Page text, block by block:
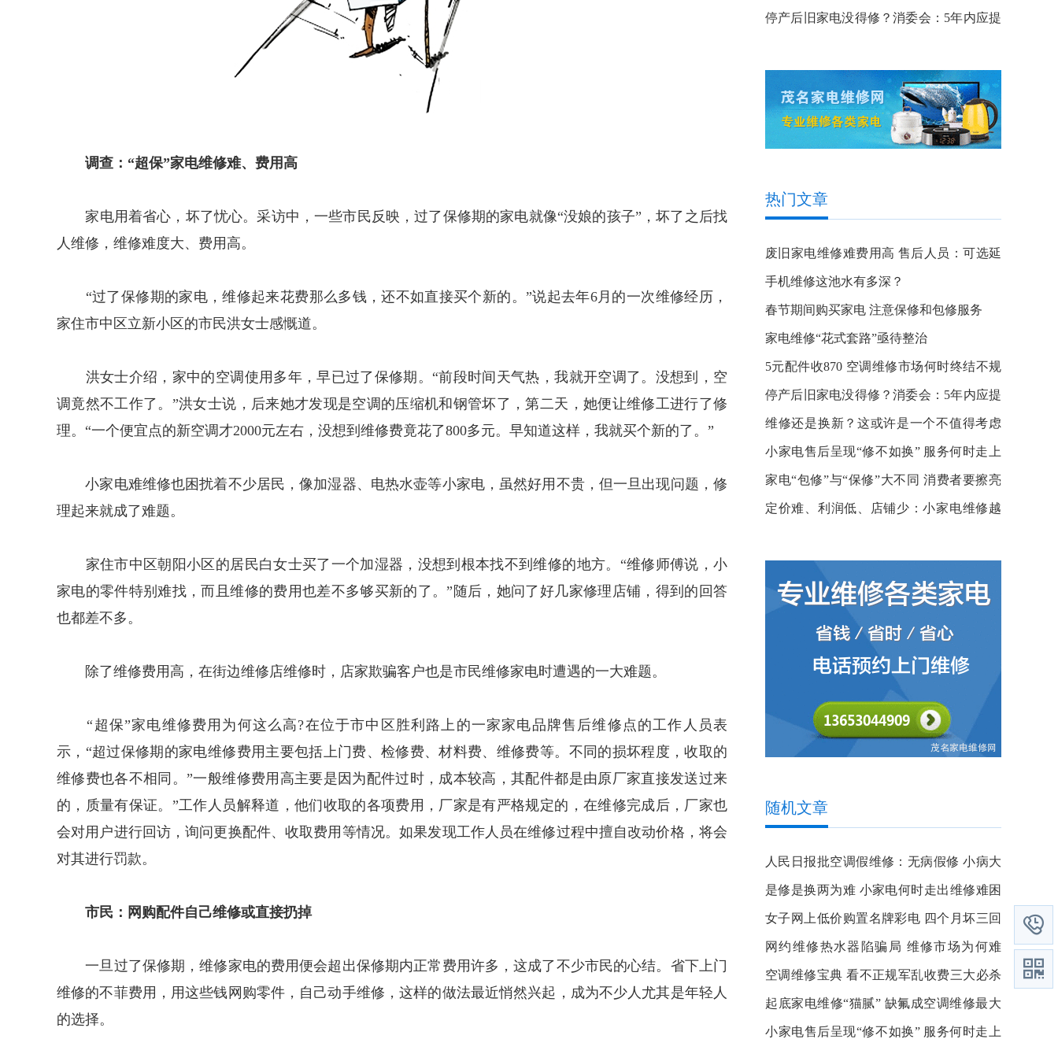
调查：“超保”家电维修难、费用高
家电用着省心，坏了忧心。采访中，一些市民反映，过了保修期的家电就像“没娘的孩子”，坏了之后找
人维修，维修难度大、费用高。
“过了保修期的家电，维修起来花费那么多钱，还不如直接买个新的。”说起去年6月的一次维修经历，
家住市中区立新小区的市民洪女士感慨道。
洪女士介绍，家中的空调使用多年，早已过了保修期。“前段时间天气热，我就开空调了。没想到，空
调竟然不工作了。”洪女士说，后来她才发现是空调的压缩机和钢管坏了，第二天，她便让维修工进行了修
理。“一个便宜点的新空调才2000元左右，没想到维修费竟花了800多元。早知道这样，我就买个新的了。”
小家电难维修也困扰着不少居民，像加湿器、电热水壶等小家电，虽然好用不贵，但一旦出现问题，修
理起来就成了难题。
家住市中区朝阳小区的居民白女士买了一个加湿器，没想到根本找不到维修的地方。“维修师傅说，小
家电的零件特别难找，而且维修的费用也差不多够买新的了。”随后，她问了好几家修理店铺，得到的回答
也都差不多。
除了维修费用高，在街边维修店维修时，店家欺骗客户也是市民维修家电时遭遇的一大难题。
“超保”家电维修费用为何这么高?在位于市中区胜利路上的一家家电品牌售后维修点的工作人员表
示，“超过保修期的家电维修费用主要包括上门费、检修费、材料费、维修费等。不同的损坏程度，收取的
维修费也各不相同。”一般维修费用高主要是因为配件过时，成本较高，其配件都是由原厂家直接发送过来
的，质量有保证。”工作人员解释道，他们收取的各项费用，厂家是有严格规定的，在维修完成后，厂家也
会对用户进行回访，询问更换配件、收取费用等情况。如果发现工作人员在维修过程中擅自改动价格，将会
对其进行罚款。
市民：网购配件自己维修或直接扔掉
一旦过了保修期，维修家电的费用便会超出保修期内正常费用许多，这成了不少市民的心结。省下上门
维修的不菲费用，用这些钱网购零件，自己动手维修，这样的做法最近悄然兴起，成为不少人尤其是年轻人
的选择。
眼睛
停产后旧家电没得修？消委会：5年内应提
热门文章
废旧家电维修难费用高 售后人员：可选延
保服务
手机维修这池水有多深？
春节期间购买家电 注意保修和包修服务
家电维修“花式套路”亟待整治
5元配件收870 空调维修市场何时终结不规
范？
停产后旧家电没得修？消委会：5年内应提
供零配件
维修还是换新？这或许是一个不值得考虑
的问题
小家电售后呈现“修不如换” 服务何时走上
正轨？
家电“包修”与“保修”大不同 消费者要擦亮
眼睛
定价难、利润低、店铺少：小家电维修越
随机文章
人民日报批空调假维修：无病假修 小病大
修
是修是换两为难 小家电何时走出维修难困
境
女子网上低价购置名牌彩电 四个月坏三回
屡修不好
网约维修热水器陷骗局 维修市场为何难
治？
空调维修宝典 看不正规军乱收费三大必杀
技
起底家电维修“猫腻” 缺氟成空调维修最大
骗术
小家电售后呈现“修不如换” 服务何时走上

